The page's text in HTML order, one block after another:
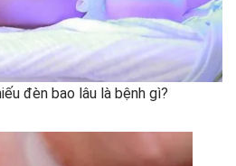
đèn bao lâu là bệnh gì?